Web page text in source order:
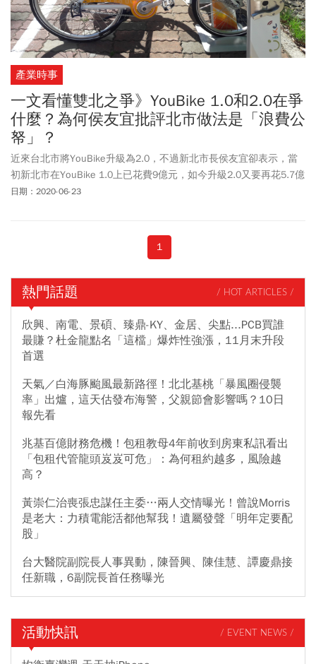
產業時事
一文看懂雙北之爭》YouBike 1.0和2.0在爭
什麼？為何侯友宜批評北市做法是「浪費公
帑」？
近來台北市將YouBike升級為2.0，不過新北市長侯友宜卻表示，當
初新北市在YouBike 1.0上已花費9億元，如今升級2.0又要再花5.7億
元，他認為是「浪費公帑」，必須尋求其他替代方案。目前新北市
日期：2020-06-23
1
熱門話題 / HOT ARTICLES /
欣興、南電、景碩、臻鼎-KY、金居、尖點...PCB買誰
最賺？杜金龍點名「這檔」爆炸性強漲，11月末升段
首選
天氣／白海豚颱風最新路徑！北北基桃「暴風圈侵襲
率」出爐，這天估發布海警，父親節會影響嗎？10日
報先看
兆基百億財務危機！包租教母4年前收到房東私訊看出
「包租代管龍頭岌岌可危」：為何租約越多，風險越
高？
黃崇仁治喪張忠謀任主委…兩人交情曝光！曾說Morris
是老大：力積電能活都他幫我！遺屬發聲「明年定要配
股」
台大醫院副院長人事異動，陳晉興、陳佳慧、譚慶鼎接
任新職，6副院長首任務曝光
活動快訊 / EVENT NEWS /